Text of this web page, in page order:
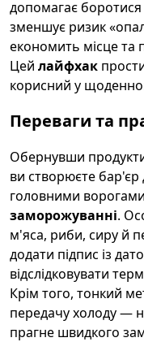
допомагає боротися
зменшує ризик
економить місце та
Цей лайфхак
корисний у
Переваги та
Обернувши
ви створюєте
головними
заморожуванні.
м'яса, риби, сиру й
додати підпис із
відслідковувати
Крім того, тонкий
передачу холоду —
прагне швидкого